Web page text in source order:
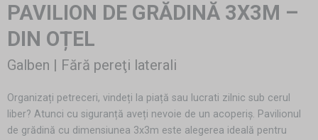
PAVILION DE GRĂDINĂ 3X3M –
DIN OȚEL
Galben | Fără pereţi laterali
Organizați petreceri, vindeți la piață sau lucrati zilnic sub cerul
liber? Atunci cu siguranță aveți nevoie de un acoperiș. Pavilionul
de grădină cu dimensiunea 3x3m este alegerea ideală pentru